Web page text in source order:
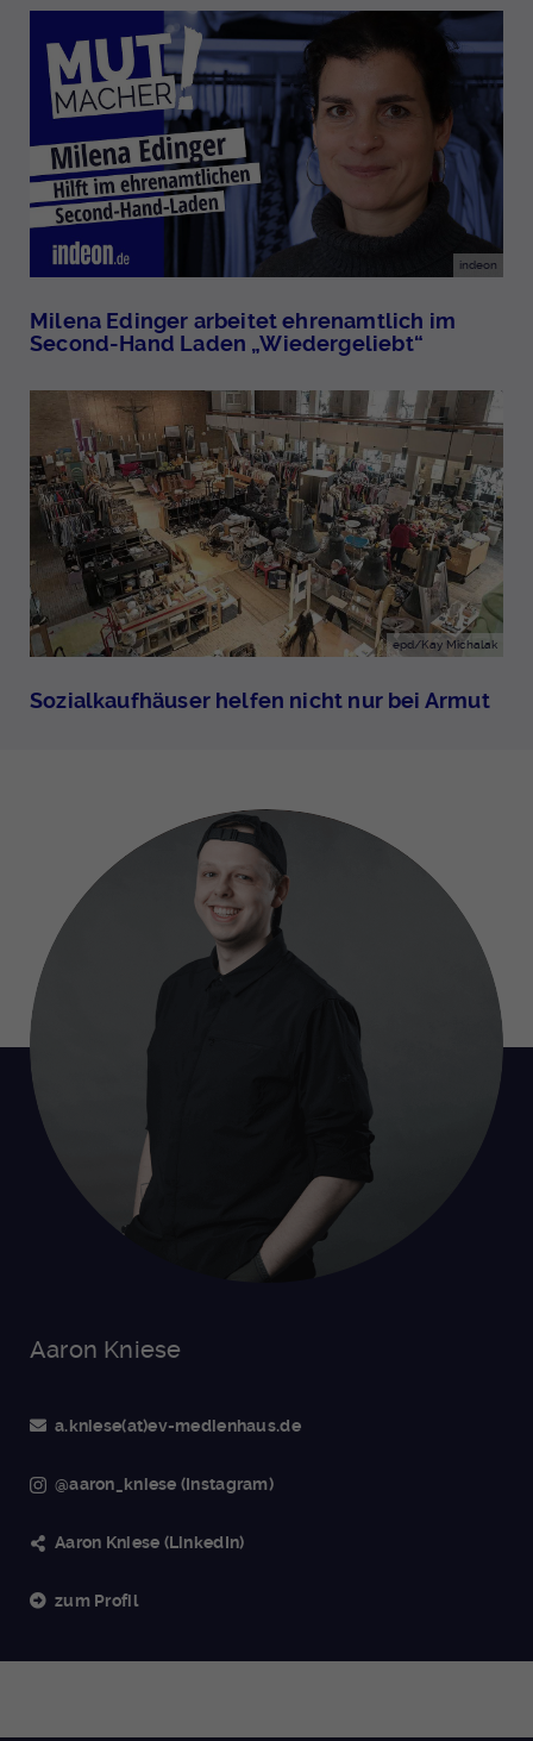
indeon
Milena Edinger arbeitet ehrenamtlich im
Second-Hand Laden „Wiedergeliebt“
epd/Kay Michalak
Sozialkaufhäuser helfen nicht nur bei Armut
Aaron Kniese
a.kniese(at)ev-medienhaus.de
@aaron_kniese (Instagram)
Aaron Kniese (LinkedIn)
zum Profil